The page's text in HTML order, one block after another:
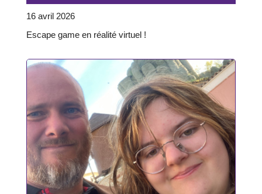
16 avril 2026
Escape game en réalité virtuel !